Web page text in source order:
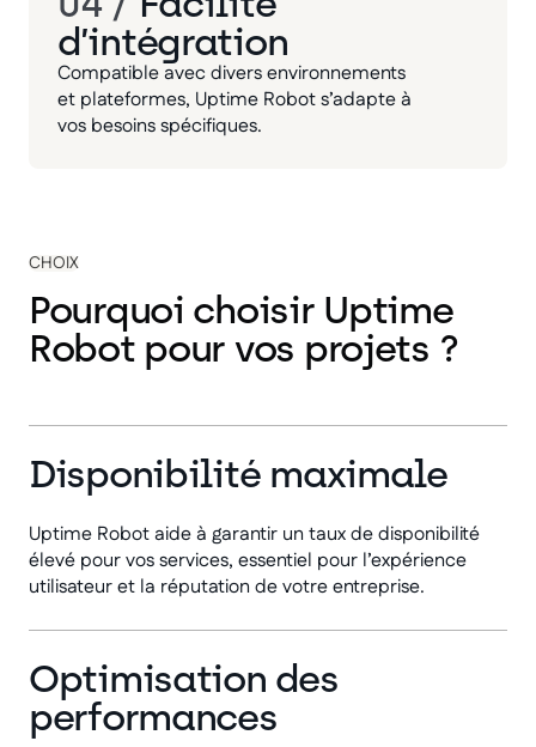
d’intégration
Compatible avec divers environnements
et plateformes, Uptime Robot s’adapte à
vos besoins spécifiques.
CHOIX
Pourquoi choisir Uptime
Robot pour vos projets ?
Disponibilité maximale
Uptime Robot aide à garantir un taux de disponibilité
élevé pour vos services, essentiel pour l’expérience
utilisateur et la réputation de votre entreprise.
Optimisation des
performances